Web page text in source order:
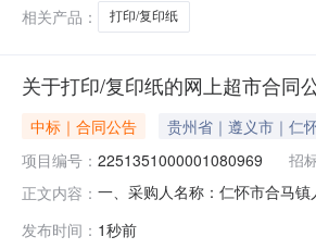
相关产品：
打印/复印纸
关于打印/复印纸的网上超市合同
中标｜合同公告 贵州省｜遵义市｜仁
项目编号： 2251351000001080969 招
正文内容： 一、采购人名称：仁怀市合马
心/ComixC4784-5,箱
发布时间： 1秒前